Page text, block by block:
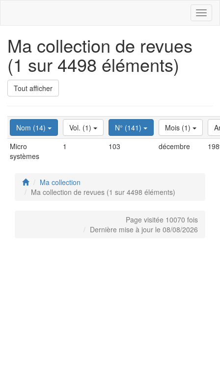
Ma collection de revues
(1 sur 4498 éléments)
Tout afficher
Nom (14) Vol. (1) N° (141) Mois (1)
Micro
systèmes
1 103 décembre
Ma collection
Ma collection de revues (1 sur 4498 éléments)
Page visitée 10070 fois
Dernière mise à jour le 08/08/2026